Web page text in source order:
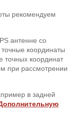
рекомендуем
антенне со
координаты
точных координат
при рассмотрении
в задней